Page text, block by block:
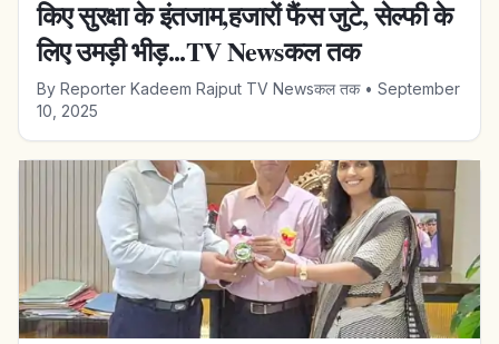
किए सुरक्षा के इंतजाम,हजारों फैंस जुटे, सेल्फी के
लिए उमड़ी भीड़...TV Newsकल तक
By Reporter Kadeem Rajput TV Newsकल तक• September
10, 2025